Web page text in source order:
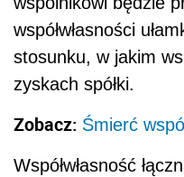
współwłasności
stosunku, w jakim
zyskach spółki.
Zobacz: Śmierć
Współwłasność